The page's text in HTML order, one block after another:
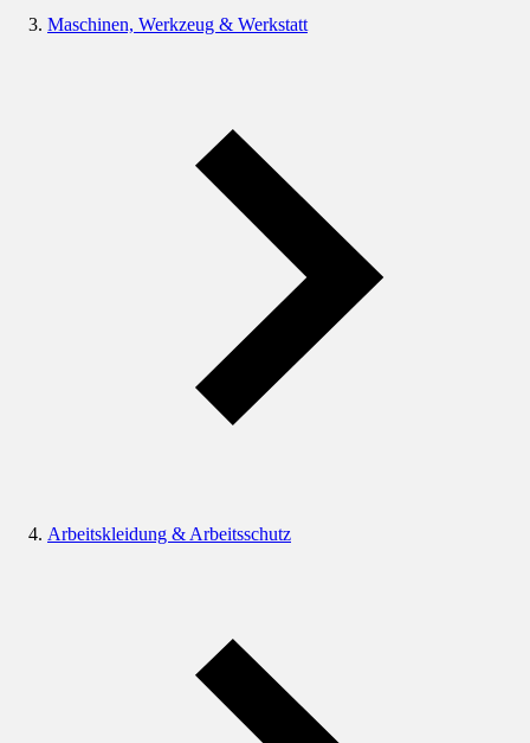
Maschinen, Werkzeug & Werkstatt
Arbeitskleidung & Arbeitsschutz